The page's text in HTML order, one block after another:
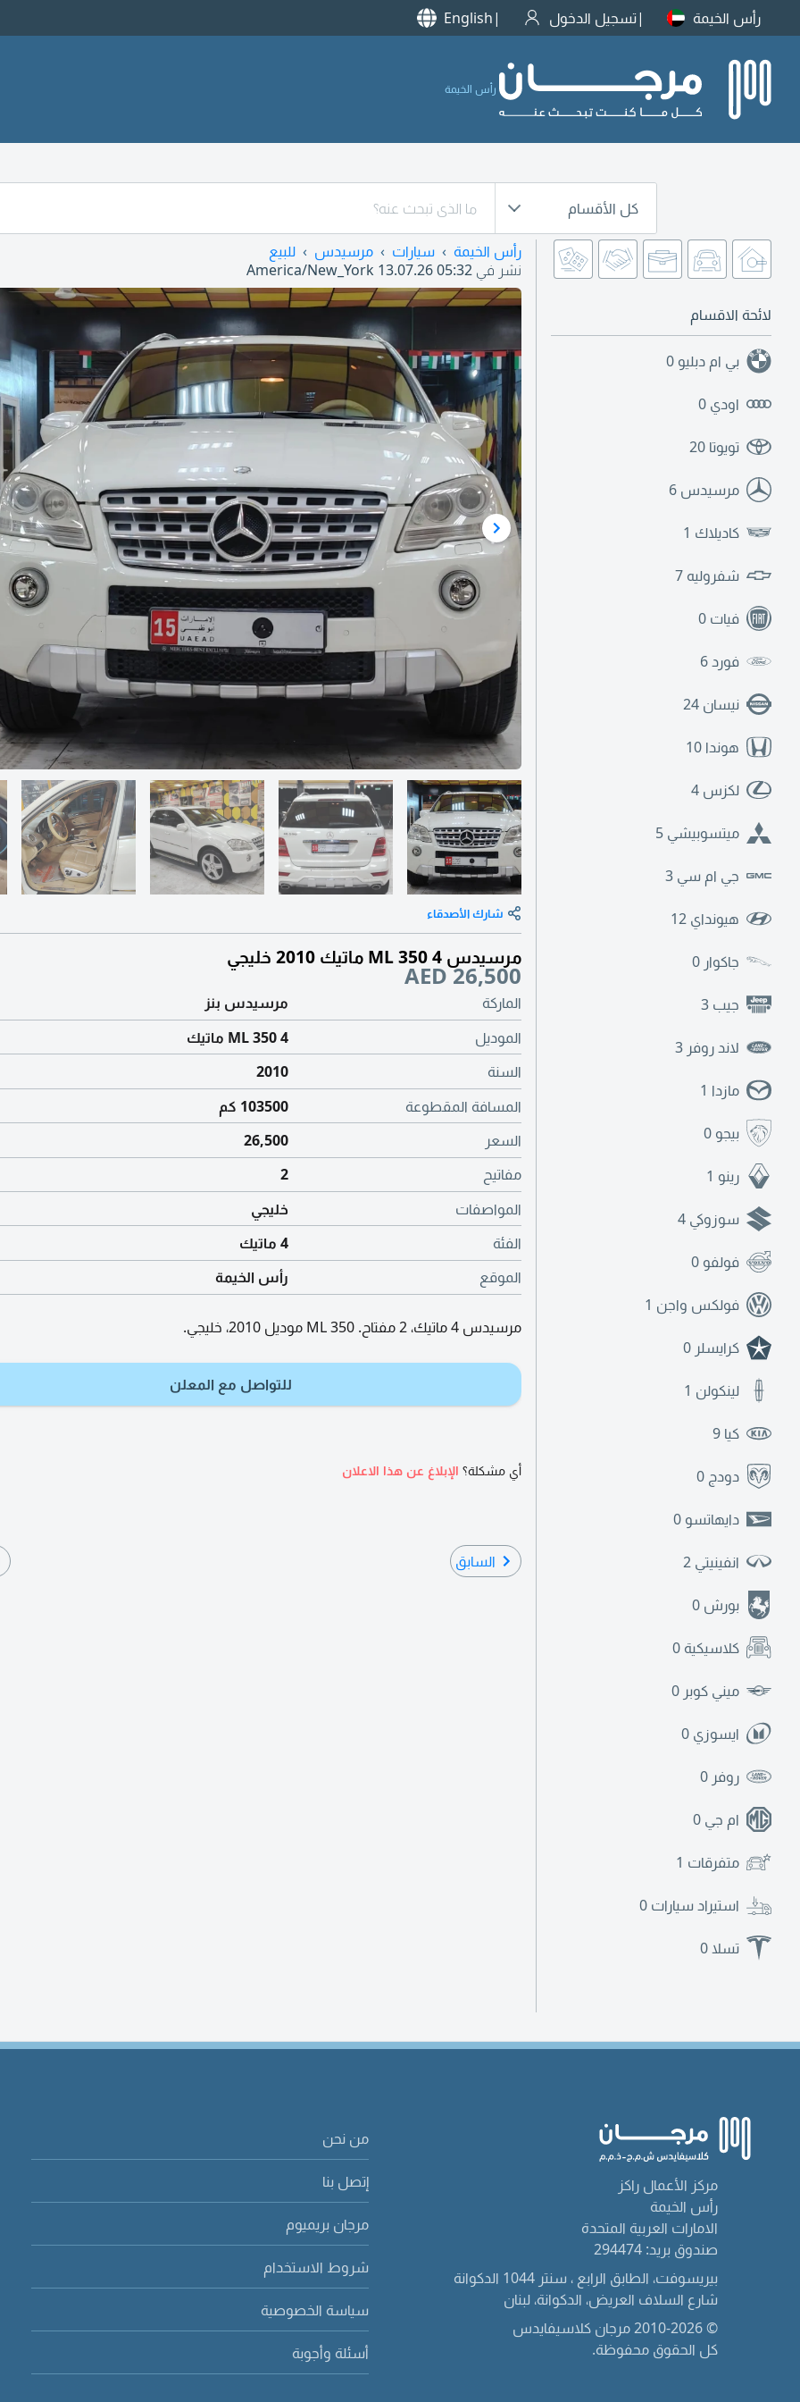
رأس الخيمة تسجيل الدخول English
رأس الخيمة
كل الأقسام
لائحة الاقسام
بي ام دبليو 0
اودي 0
تويوتا 20
مرسيدس 6
كاديلاك 1
شفروليه 7
فيات 0
فورد6
نيسان 24
هوندا 10
لكزس 4
ميتسوبيشي 5
جي ام سي 3
هيونداي 12
جاكوار 0
جيب 3
لاند روفر 3
مازدا 1
بيجو 0
رينو 1
سوزوكي 4
فولفو 0
فولكس واجن 1
كرايسلر 0
لينكولن 1
كيا 9
دودج 0
دايهاتسو 0
انفينيتي 2
بورش 0
كلاسيكية 0
ميني كوبر 0
ايسوزي 0
روفر 0
ام جي 0
متفرقات 1
استيراد سيارات 0
تسلا0
رأس الخيمة سيارات مرسيدس
للبيع
نشر في 13.07.26 05:32
شارك الأصدقاء
مرسيدس ML 350 4 ماتيك 2010 خليجي
AED 26,500
الماركة
مرسيدس بنز
الموديل
ML 350 4 ماتيك
السنة
2010
المسافة المقطوعة
103500 كم
السعر
26,500
مفاتيح
2
المواصفات
خليجي
الفئة
4 ماتيك
الموقع
رأس الخيمة
مرسيدس 4 ماتيك، 2 مفتاح. ML 350 موديل 2010، خليجي.
للتواصل مع المعلن
أي مشكلة؟ الإبلاغ عن هذا الاعلان
السابق
مركز الأعمال راكز
رأس الخيمة
الامارات العربية المتحدة
صندوق بريد: 294474
بيريسوفت، الطابق الرابع ، سنتر 1044 الدكوانة
شارع السلاف العريض، الدكوانة، لبنان
© 2010-2026 مرجان كلاسيفايدس
كل الحقوق محفوظة.
من نحن
إتصل بنا
مرجان بريميوم
شروط الاستخدام
سياسة الخصوصية
أسئلة وأجوبة